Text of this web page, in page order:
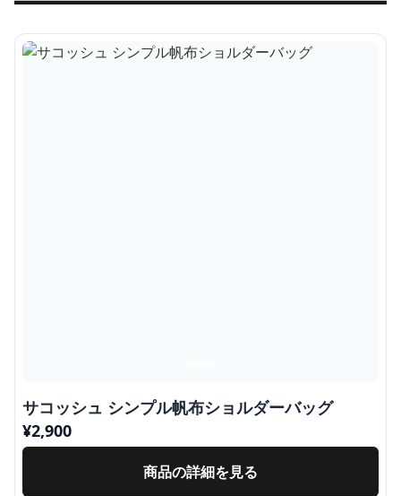
サコッシュ シンプル帆布ショルダーバッグ
¥2,900
商品の詳細を見る